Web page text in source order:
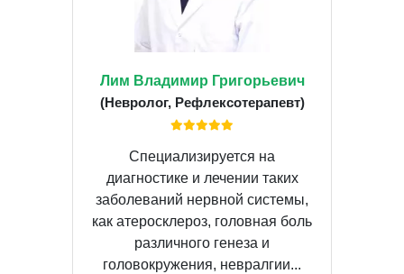
Лим Владимир Григорьевич
(Невролог, Рефлексотерапевт)
Специализируется на
диагностике и лечении таких
заболеваний нервной системы,
как атеросклероз, головная боль
различного генеза и
головокружения, невралгии...